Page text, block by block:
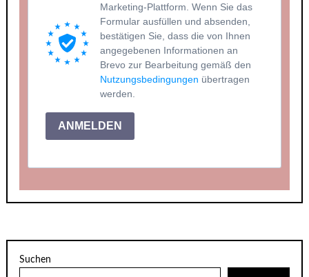
Marketing-Plattform. Wenn Sie das
Formular ausfüllen und absenden,
bestätigen Sie, dass die von Ihnen
angegebenen Informationen an
Brevo zur Bearbeitung gemäß den
Nutzungsbedingungen übertragen
werden.
ANMELDEN
Suchen